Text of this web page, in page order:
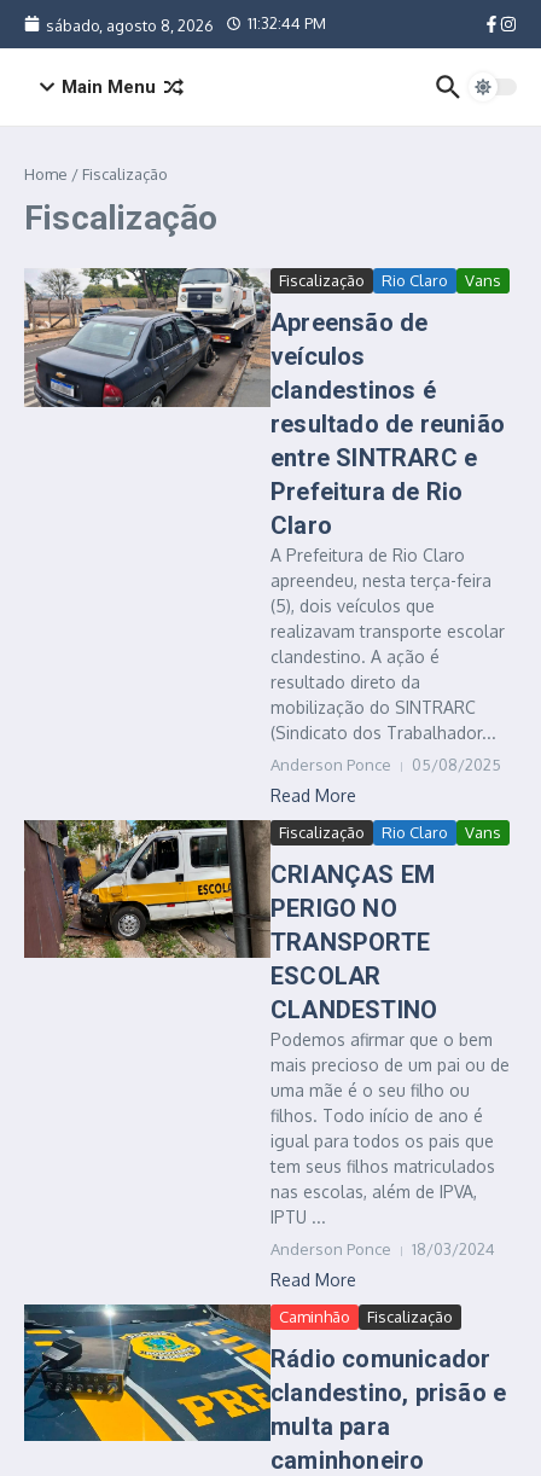
Ir para o conteúdo
sábado, agosto 8, 2026 11:32:45 PM
Main Menu
Home / Fiscalização
Fiscalização
Fiscalização Rio Claro Vans
Apreensão de
veículos
clandestinos é
resultado de reunião
entre SINTRARC e
Prefeitura de Rio
Claro
A Prefeitura de Rio Claro
apreendeu, nesta terça-feira
(5), dois veículos que
realizavam transporte escolar
clandestino. A ação é
resultado direto da
mobilização do SINTRARC
(Sindicato dos Trabalhador...
Anderson Ponce 05/08/2025
Read More
Fiscalização Rio Claro Vans
CRIANÇAS EM
PERIGO NO
TRANSPORTE
ESCOLAR
CLANDESTINO
Podemos afirmar que o bem
mais precioso de um pai ou de
uma mãe é o seu filho ou
filhos. Todo início de ano é
igual para todos os pais que
tem seus filhos matriculados
nas escolas, além de IPVA,
IPTU ...
Anderson Ponce 18/03/2024
Read More
Caminhão Fiscalização
Rádio comunicador
clandestino, prisão e
multa para
caminhoneiro